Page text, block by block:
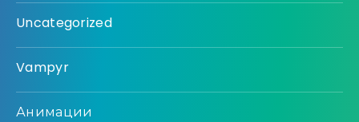
Uncategorized
Vampyr
Анимации